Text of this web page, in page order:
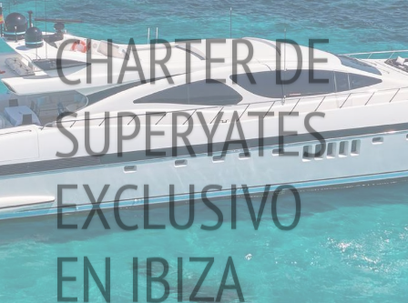
CHARTER DE
SUPERYATES
EXCLUSIVO
EN IBIZA